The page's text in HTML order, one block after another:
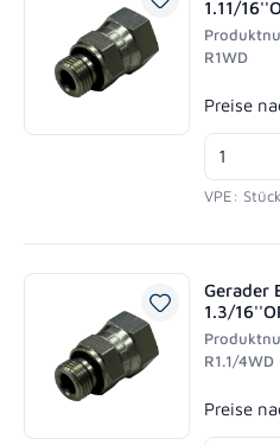
1.11/
R1WD
Preise
VPE: Stück
Gerader
1.3/
R1.1/4WD
Preise